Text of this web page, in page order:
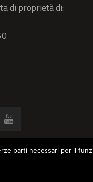
di proprietà di:
parti necessari per il